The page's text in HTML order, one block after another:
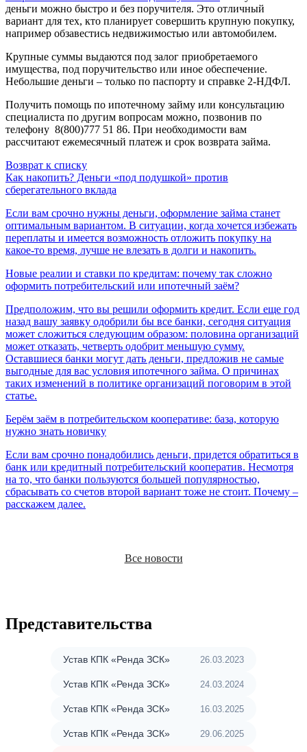
деньги можно быстро и без поручителя. Это отличный
вариант для тех, кто планирует совершить крупную покупку,
например обзавестись недвижимостью или автомобилем.
Крупные суммы выдаются под залог приобретаемого
имущества, под поручительство или иное обеспечение.
Небольшие деньги – только по паспорту и справке 2-НДФЛ.
Получить помощь по ипотечному займу или консультацию
специалиста по другим вопросам можно, позвонив по
телефону 8(800)777 51 86. При необходимости вам
рассчитают ежемесячный платеж и срок возврата займа.
Возврат к списку
Как накопить? Деньги «под подушкой» против
сберегательного вклада
Если вам срочно нужны деньги, оформление займа станет
оптимальным вариантом. В ситуации, когда хочется избежать
переплаты и имеется возможность отложить покупку на
какое-то время, лучше не влезать в долги и накопить.
Новые реалии и ставки по кредитам: почему так сложно
оформить потребительский или ипотечный заём?
Предположим, что вы решили оформить кредит. Если еще год
назад вашу заявку одобрили бы все банки, сегодня ситуация
может сложиться следующим образом: половина организаций
может отказать, четверть одобрит меньшую сумму.
Оставшиеся банки могут дать деньги, предложив не самые
выгодные для вас условия ипотечного займа. О причинах
таких изменений в политике организаций поговорим в этой
статье.
Берём заём в потребительском кооперативе: база, которую
нужно знать новичку
Если вам срочно понадобились деньги, придется обратиться в
банк или кредитный потребительский кооператив. Несмотря
на то, что банки пользуются большей популярностью,
сбрасывать со счетов второй вариант тоже не стоит. Почему –
расскажем далее.
Все новости
Представительства
Устав КПК «Ренда ЗСК» 26.03.2023
Устав КПК «Ренда ЗСК» 24.03.2024
Устав КПК «Ренда ЗСК» 16.03.2025
Устав КПК «Ренда ЗСК» 29.06.2025
Обратная связь
Телефон*
Я согласен на обработкуперсональных данных
Например:Лангепас
Когалым
Мегион
Нижневартовск
Стрежевой
Сургут
Лангепас
Покачи